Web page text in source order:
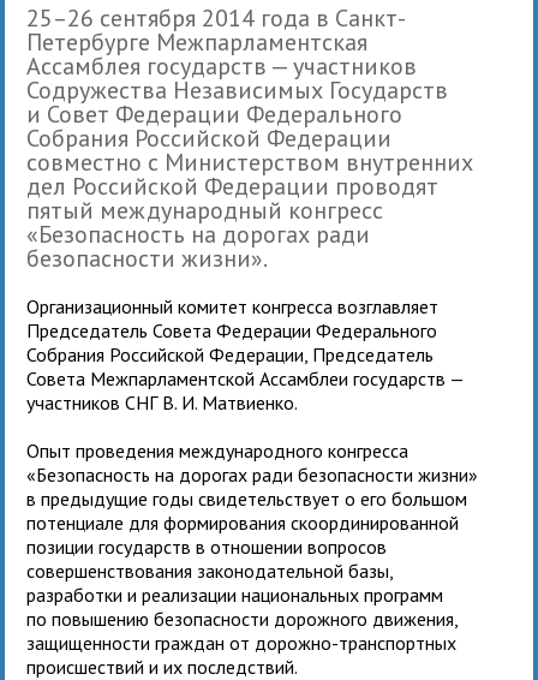
25–26 сентября 2014 года в Санкт-
Петербурге Межпарламентская
Ассамблея государств — участников
Содружества Независимых Государств
и Совет Федерации Федерального
Собрания Российской Федерации
совместно с Министерством внутренних
дел Российской Федерации проводят
пятый международный конгресс
«Безопасность на дорогах ради
безопасности жизни».
Организационный комитет конгресса возглавляет
Председатель Совета Федерации Федерального
Собрания Российской Федерации, Председатель
Совета Межпарламентской Ассамблеи государств —
участников СНГ В. И. Матвиенко.
Опыт проведения международного конгресса
«Безопасность на дорогах ради безопасности жизни»
в предыдущие годы свидетельствует о его большом
потенциале для формирования скоординированной
позиции государств в отношении вопросов
совершенствования законодательной базы,
разработки и реализации национальных программ
по повышению безопасности дорожного движения,
защищенности граждан от дорожно-транспортных
происшествий и их последствий.